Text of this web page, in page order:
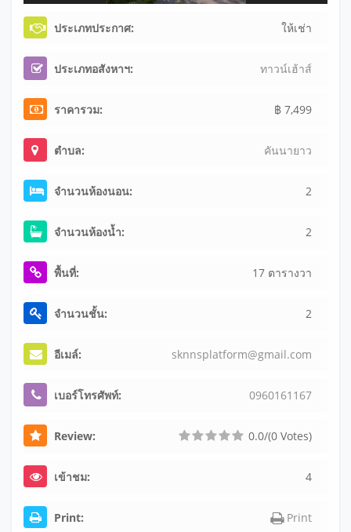
ประเภทประกาศ: ให้เช่า
ประเภทอสังหาฯ: ทาวน์เฮ้าส์
ราคารวม: ฿ 7,499
ตำบล: คันนายาว
จำนวนห้องนอน: 2
จำนวนห้องน้ำ: 2
พื้นที่: 17 ตารางวา
จำนวนชั้น: 2
อีเมล์: sknnsplatform@gmail.com
เบอร์โทรศัพท์: 09601611 67
Review: 0.0/(0 Votes)
เข้าชม: 4
Print: Print